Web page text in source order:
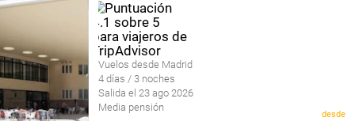
Vuelos desde Madrid
4 días / 3 noches
Salida el 23 ago 2026
Media pensión
desde